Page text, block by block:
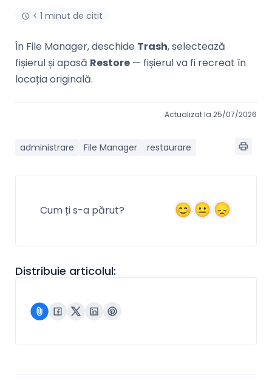
< 1 minut de citit
În File Manager, deschide Trash, selectează
fișierul și apasă Restore — fișierul va fi recreat în
locația originală.
Actualizat la 25/07/2026
administrare File Manager restaurare
Cum ți s-a părut?
Distribuie articolul: